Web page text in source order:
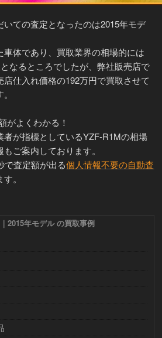
いての査定となったのは2015年モデ
体であり、買取業界の相場的には
なるところでしたが、弊社販売店で
仕入れ価格の192万円で買取させて
がよくわかる！
が指標としているYZF-R1Mの相場
ご案内しております。
で査定額が出る個人情報不要の自動査
。
2015年モデル の買取事例